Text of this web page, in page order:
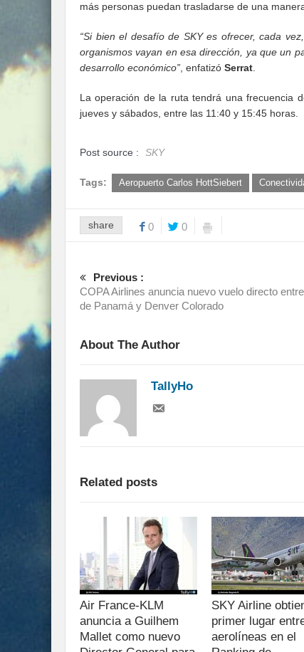
más personas puedan trasladarse de una
“Si bien el desafío de SKY es ofrecer, cada
organismos vayan en esa dirección, ya que un
desarrollo económico”, enfatizó Serrat.
La operación de la ruta tendrá una frecuencia
jueves y sábados, entre las 11:40 y 15:45 horas.
Post source : SKY
Tags: Aeropuerto Carlos HottSiebert
share 0 0
Previous :
COPA Airlines anuncia nuevo vuelo directo
de Panamá y Denver Colorado
About The Author
TallyHo
Related posts
Air France-KLM
anuncia a Guilhem
Mallet como nuevo
SKY Airline
primer lugar
aerolíneas en el